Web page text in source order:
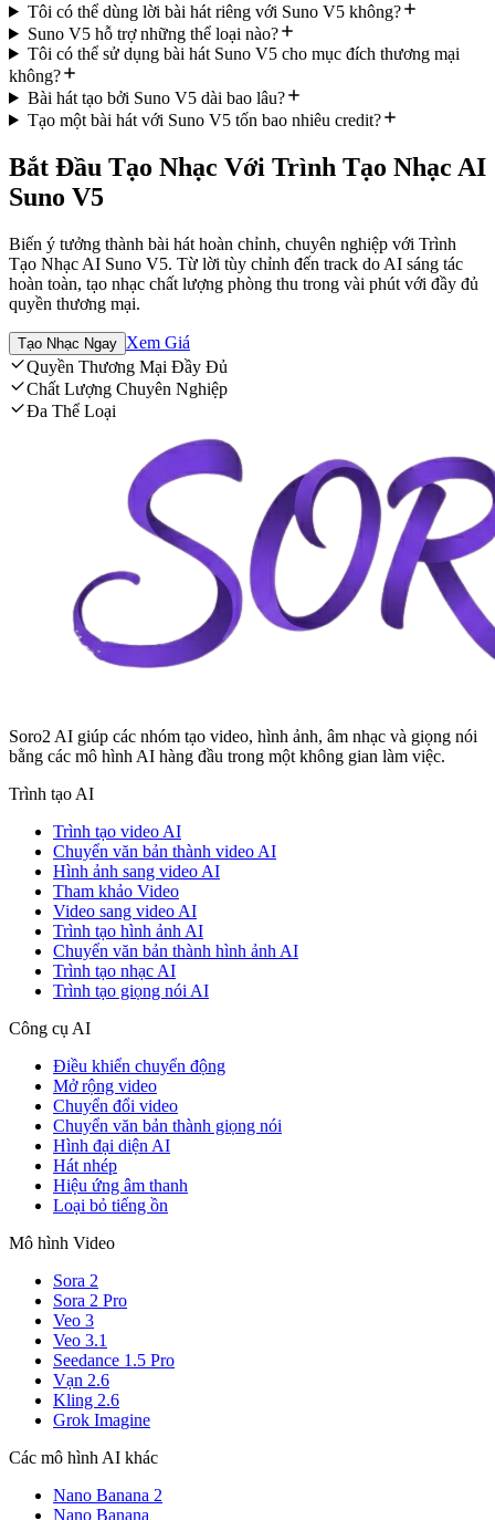
Tôi có thể dùng lời bài hát riêng với Suno V5 không?
Suno V5 hỗ trợ những thể loại nào?
Tôi có thể sử dụng bài hát Suno V5 cho mục đích thương mại
không?
Bài hát tạo bởi Suno V5 dài bao lâu?
Tạo một bài hát với Suno V5 tốn bao nhiêu credit?
Bắt Đầu Tạo Nhạc Với Trình Tạo Nhạc AI
Suno V5
Biến ý tưởng thành bài hát hoàn chỉnh, chuyên nghiệp với Trình
Tạo Nhạc AI Suno V5. Từ lời tùy chỉnh đến track do AI sáng tác
hoàn toàn, tạo nhạc chất lượng phòng thu trong vài phút với đầy đủ
quyền thương mại.
Tạo Nhạc Ngay Xem Giá
Quyền Thương Mại Đầy Đủ
Chất Lượng Chuyên Nghiệp
Đa Thể Loại
Soro2 AI giúp các nhóm tạo video, hình ảnh, âm nhạc và giọng nói
bằng các mô hình AI hàng đầu trong một không gian làm việc.
Trình tạo AI
Trình tạo video AI
Chuyển văn bản thành video AI
Hình ảnh sang video AI
Tham khảo Video
Video sang video AI
Trình tạo hình ảnh AI
Chuyển văn bản thành hình ảnh AI
Trình tạo nhạc AI
Trình tạo giọng nói AI
Công cụ AI
Điều khiển chuyển động
Mở rộng video
Chuyển đổi video
Chuyển văn bản thành giọng nói
Hình đại diện AI
Hát nhép
Hiệu ứng âm thanh
Loại bỏ tiếng ồn
Mô hình Video
Sora 2
Sora 2 Pro
Veo 3
Veo 3.1
Seedance 1.5 Pro
Vạn 2.6
Kling 2.6
Grok Imagine
Các mô hình AI khác
Nano Banana 2
Nano Banana